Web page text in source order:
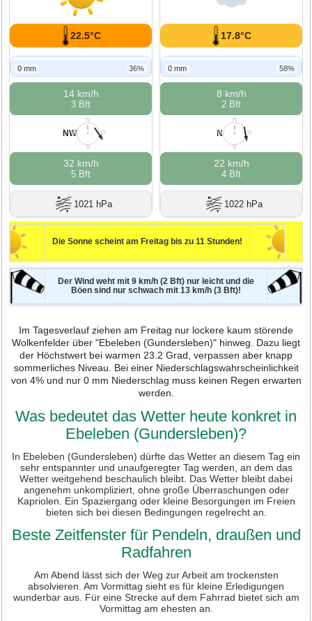
22.5°C
0 mm 36%
14 km/h
3 Bft
N
O
S
W
NW
32 km/h
5 Bft
1021 hPa
17.8°C
0 mm 58%
8 km/h
2 Bft
N
O
S
W
N
22 km/h
4 Bft
1022 hPa
Die Sonne scheint am Freitag bis zu 11 Stunden!
Der Wind weht mit 9 km/h (2 Bft) nur leicht und die
Böen sind nur schwach mit 13 km/h (3 Bft)!
Im Tagesverlauf ziehen am Freitag nur lockere kaum störende
Wolkenfelder über "Ebeleben (Gundersleben)" hinweg. Dazu liegt
der Höchstwert bei warmen 23.2 Grad, verpassen aber knapp
sommerliches Niveau. Bei einer Niederschlagswahrscheinlichkeit
von 4% und nur 0 mm Niederschlag muss keinen Regen erwarten
werden.
Was bedeutet das Wetter heute konkret in
Ebeleben (Gundersleben)?
In Ebeleben (Gundersleben) dürfte das Wetter an diesem Tag ein
sehr entspannter und unaufgeregter Tag werden, an dem das
Wetter weitgehend beschaulich bleibt. Das Wetter bleibt dabei
angenehm unkompliziert, ohne große Überraschungen oder
Kapriolen. Ein Spaziergang oder kleine Besorgungen im Freien
bieten sich bei diesen Bedingungen regelrecht an.
Beste Zeitfenster für Pendeln, draußen und
Radfahren
Am Abend lässt sich der Weg zur Arbeit am trockensten
absolvieren. Am Vormittag sieht es für kleine Erledigungen
wunderbar aus. Für eine Strecke auf dem Fahrrad bietet sich am
Vormittag am ehesten an.